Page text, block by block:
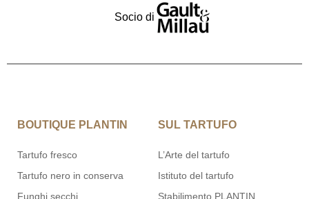
Socio di
BOUTIQUE PLANTIN
Tartufo fresco
Tartufo nero in conserva
Funghi secchi
SUL TARTUFO
L’Arte del tartufo
Istituto del tartufo
Stabilimento PLANTIN